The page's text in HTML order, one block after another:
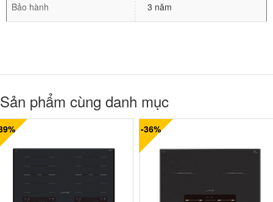
Bảo hành 3 năm
Sản phẩm cùng danh mục
-36%